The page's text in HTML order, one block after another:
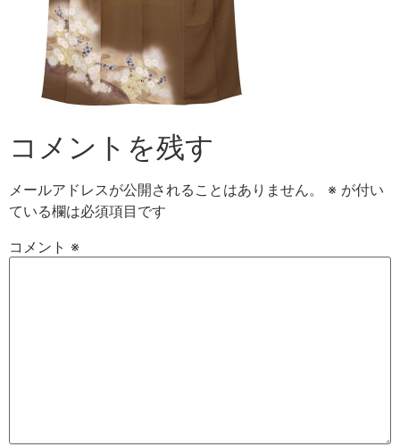
コメントを残す
メールアドレスが公開されることはありません。 ※ が付い
ている欄は必須項目です
コメント ※